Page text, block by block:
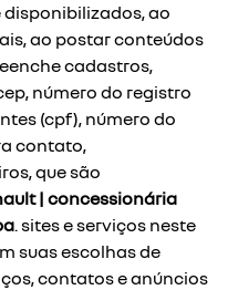
ao
ao postar conteúdos
cadastros,
número do registro
(cpf), número do
contato,
que são
| concessionária
. sites e serviços neste
suas escolhas de
contatos e anúncios